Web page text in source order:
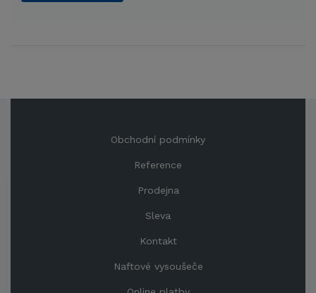
Obchodní podmínky
Reference
Prodejna
Sleva
Kontakt
Naftové vysoušeče